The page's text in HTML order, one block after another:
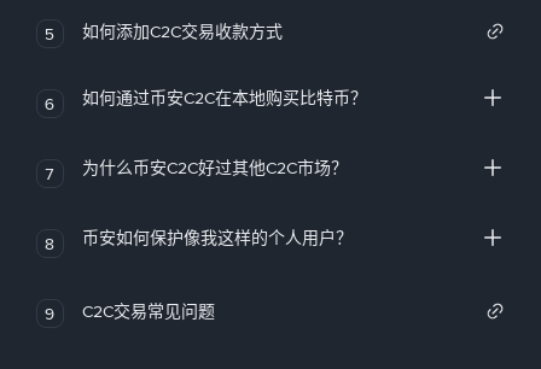
5 如何添加C2C交易收款方式
6 如何通过币安C2C在本地购买比特币？
7 为什么币安C2C好过其他C2C市场？
8 币安如何保护像我这样的个人用户？
9 C2C交易常见问题